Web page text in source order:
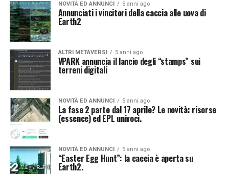
NOVITÀ ED ANNUNCI 5 anni ago
Annunciati i vincitori della caccia alle uova di
Earth2
ALTRI METAVERSI 5 anni ago
VPARK annuncia il lancio degli “stamps” sui
terreni digitali
NOVITÀ ED ANNUNCI 5 anni ago
La fase 2 parte dal 17 aprile? Le novità: risorse
(essence) ed EPL univoci.
NOVITÀ ED ANNUNCI 5 anni ago
“Easter Egg Hunt”: la caccia è aperta su
Earth2.